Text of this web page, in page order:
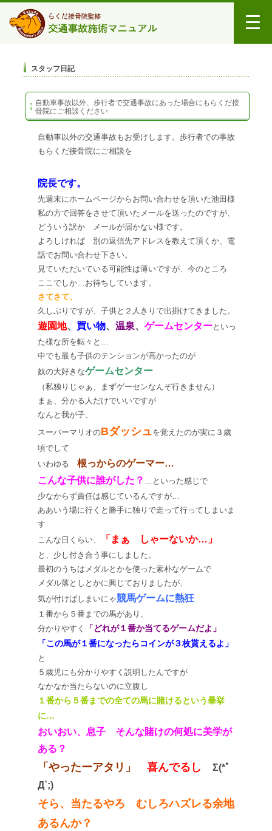
スタッフ日記
自動車事故以外、歩行者で交通事故にあった場合にもらくだ接
骨院にご相談ください
自動車以外の交通事故もお受けします。歩行者での事故
もらくだ接骨院にご相談を
院長です。
先週末にホームページからお問い合わせを頂いた池田様
私の方で回答をさせて頂いたメールを送ったのですが、
どういう訳か メールが届かない様です。
よろしければ 別の返信先アドレスを教えて頂くか、電
話でお問い合わせ下さい。
見ていただいている可能性は薄いですが、今のところ
ここでしか…お待ちしています。
さてさて、
久しぶりですが、子供と２人きりで出掛けてきました。
遊園地、 買い物、 温泉、 ゲームセンターといっ
た様な所を転々と…
中でも最も子供のテンションが高かったのが
奴の大好きなゲームセンター
（私独りじゃぁ、まずゲーセンなんぞ行きません）
まぁ、分かる人だけでいいですが
なんと我が子、
スーパーマリオのBダッシュを覚えたのが実に３歳
頃でして
いわゆる 根っからのゲーマー…
こんな子供に誰がした？ …といった感じで
少なからず責任は感じているんですが…
ああいう場に行くと勝手に独りで走って行ってしまいま
す
こんな日くらい、
「まぁ しゃーないか…」
と、少し付き合う事にしました。
最初のうちはメダルとかを使った素朴なゲームで
メダル落としとかに興じておりましたが、
気が付けばしまいにゃ競馬ゲームに熱狂
１番から５番までの馬があり、
分かりやすく
「どれが１番か当てるゲームだよ」
「この馬が１番になったらコインが３枚貰えるよ」
と
５歳児にも分かりやすく説明したんですが
なかなか当たらないのに立腹し
１番から５番までの全ての馬に賭けるという暴挙
に…
おいおい、息子 そんな賭けの何処に美学が
ある？
「やったーアタリ」 喜んでるし
Σ(*ﾟ
Д`;)
そら、当たるやろ むしろハズレる余地
あるんか？